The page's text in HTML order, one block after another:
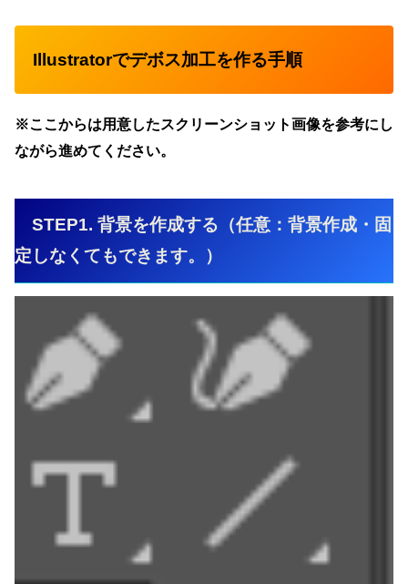
Illustratorでデボス加工を作る手順
※ここからは用意したスクリーンショット画像を参考にし
ながら進めてください。
STEP1. 背景を作成する（任意：背景作成・固
定しなくてもできます。）